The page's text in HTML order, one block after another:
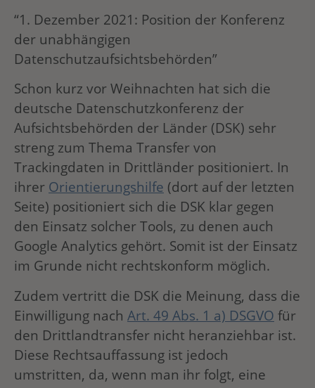
“1. Dezember 2021: Position der Konferenz
der unabhängigen
Datenschutzaufsichtsbehörden”
Schon kurz vor Weihnachten hat sich die
deutsche Datenschutzkonferenz der
Aufsichtsbehörden der Länder (DSK) sehr
streng zum Thema Transfer von
Trackingdaten in Drittländer positioniert. In
ihrer Orientierungshilfe (dort auf der letzten
Seite) positioniert sich die DSK klar gegen
den Einsatz solcher Tools, zu denen auch
Google Analytics gehört. Somit ist der Einsatz
im Grunde nicht rechtskonform möglich.
Zudem vertritt die DSK die Meinung, dass die
Einwilligung nach Art. 49 Abs. 1 a) DSGVO für
den Drittlandtransfer nicht heranziehbar ist.
Diese Rechtsauffassung ist jedoch
umstritten, da, wenn man ihr folgt, eine